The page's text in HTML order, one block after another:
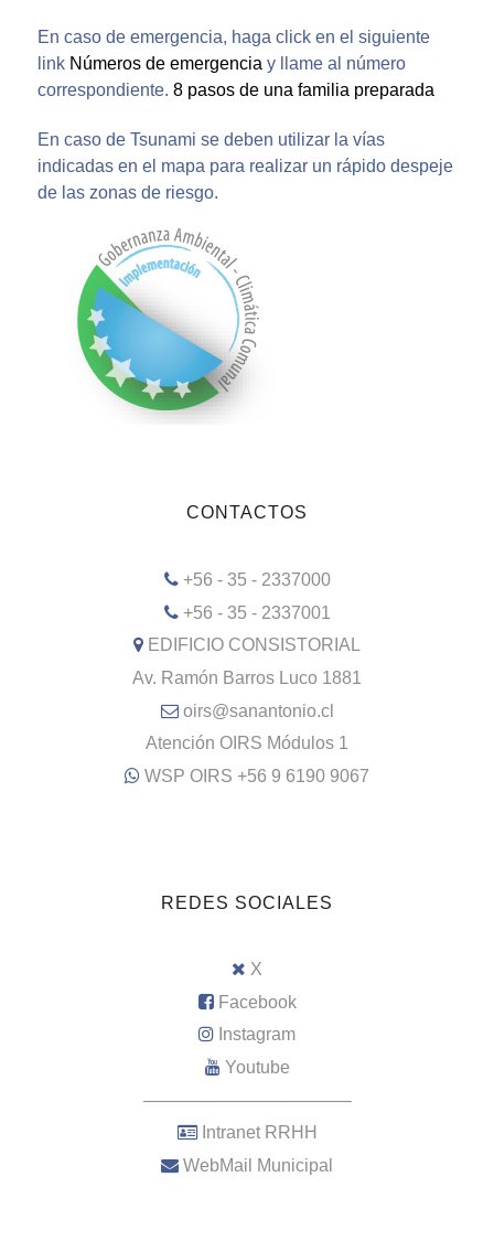
En caso de emergencia, haga click en el siguiente
link Números de emergencia y llame al número
correspondiente. 8 pasos de una familia preparada
En caso de Tsunami se deben utilizar la vías
indicadas en el mapa para realizar un rápido despeje
de las zonas de riesgo.
CONTACTOS
+56 - 35 - 2337000
+56 - 35 - 2337001
EDIFICIO CONSISTORIAL
Av. Ramón Barros Luco 1881
oirs@sanantonio.cl
Atención OIRS Módulos 1
WSP OIRS +56 9 6190 9067
REDES SOCIALES
X
Facebook
Instagram
Youtube
–––––––––––––––––––––
Intranet RRHH
WebMail Municipal